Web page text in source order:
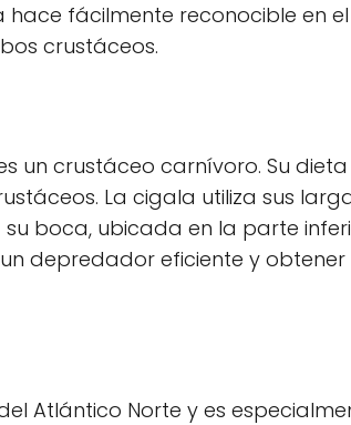
fácilmente reconocible en
crustáceos.
un crustáceo carnívoro. Su
La cigala utiliza sus
boca, ubicada en la parte
depredador eficiente y
Atlántico Norte y es